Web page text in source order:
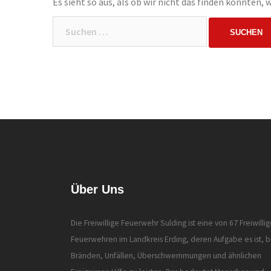
Über Uns
Die Freiwillige Feuerwehr Sulding ist eine von 67
Feuerwehren im Landkreis Erding, deren Aufgabe es ist,
Bränden, Unfällen, Überschwemmungen und ähnlichen